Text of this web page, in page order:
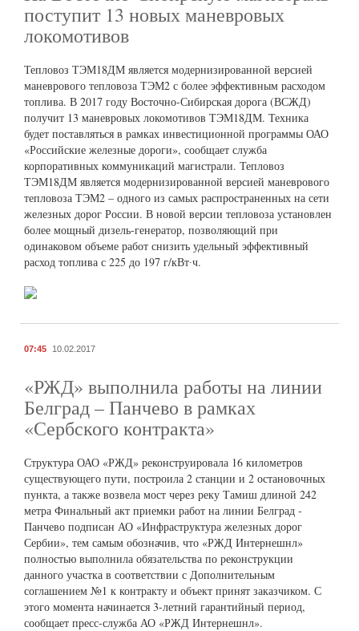
поступит 13 новых маневровых
локомотивов
Тепловоз ТЭМ18ДМ является модернизированной версией
маневрового тепловоза ТЭМ2 с более эффективным расходом
топлива. В 2017 году Восточно-Сибирская дорога (ВСЖД)
получит 13 маневровых локомотивов ТЭМ18ДМ. Техника
будет поставляться в рамках инвестиционной программы ОАО
«Российские железные дороги», сообщает служба
корпоративных коммуникаций магистрали. Тепловоз
ТЭМ18ДМ является модернизированной версией маневрового
тепловоза ТЭМ2 – одного из самых распространенных на сети
железных дорог России. В новой версии тепловоза установлен
более мощный дизель-генератор, позволяющий при
одинаковом объеме работ снизить удельный эффективный
расход топлива с 225 до 197 г/кВт∙ч.
07:45 10.02.2017
«РЖД» выполнила работы на линии
Белград – Панчево в рамках
«Сербского контракта»
Структура ОАО «РЖД» реконструировала 16 километров
существующего пути, построила 2 станции и 2 остановочных
пункта, а также возвела мост через реку Тамиш длиной 242
метра Финальный акт приемки работ на линии Белград -
Панчево подписан АО «Инфраструктура железных дорог
Сербии», тем самым обозначив, что «РЖД Интернешнл»
полностью выполнила обязательства по реконструкции
данного участка в соответствии с Дополнительным
соглашением №1 к контракту и объект принят заказчиком. С
этого момента начинается 3-летний гарантийный период,
сообщает пресс-служба АО «РЖД Интернешнл».